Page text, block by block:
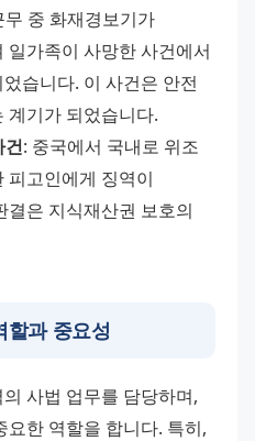
무 중 화재경보기가
가족이 사망한 사건에서
습니다. 이 사건은 안전
계기가 되었습니다.
건: 중국에서 국내로 위조
피고인에게 징역이
결은 지식재산권 보호의
할과 중요성
사법 업무를 담당하며,
한 역할을 합니다. 특히,